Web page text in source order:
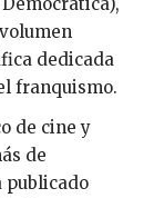
dedicada
franquismo.
de cine y
de
publicado